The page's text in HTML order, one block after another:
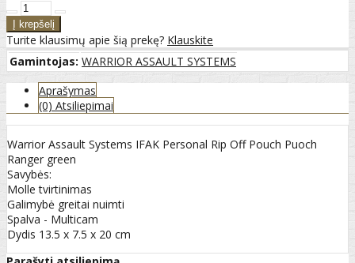
Turite klausimų apie šią prekę? Klauskite
Gamintojas: WARRIOR ASSAULT SYSTEMS
Aprašymas
(0) Atsiliepimai
Warrior Assault Systems IFAK Personal Rip Off Pouch Puoch
Ranger green
Savybės:
Molle tvirtinimas
Galimybė greitai nuimti
Spalva - Multicam
Dydis 13.5 x 7.5 x 20 cm